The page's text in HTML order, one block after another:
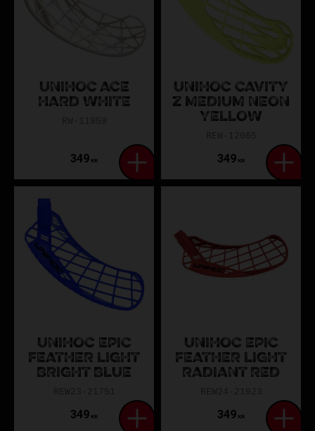
Extra skålning, skjuter hårt.
Allround
Player:
Balanserad och mångsidig.
Materialval: PP, PE, Titan – vad är
PP (Polypropen):
Mjuk känsla, mer kontroll.
PE (Polyeten):
Hårdare, mer stuns.
PPH:Hybrid – kombinerar PP och PE.
Titan/Feather Light:Lättast och styvast – för elitspelare.
Vilket blad passar min spelstil?
Player/Replayer för balans.
UNIHOC ACE
HARD WHITE
349 KR
UNIHOC CAVITY
Z MEDIUM NEON
YELLOW
349 KR
UNIHOC EPIC
FEATHER LIGHT
BRIGHT BLUE
349 KR
UNIHOC EPIC
FEATHER LIGHT
RADIANT RED
349 KR